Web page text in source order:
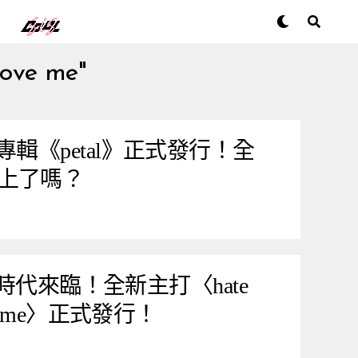
me"
輯《petal》正式發行！全
了嗎？
代來臨！全新主打〈hate
〉正式發行！